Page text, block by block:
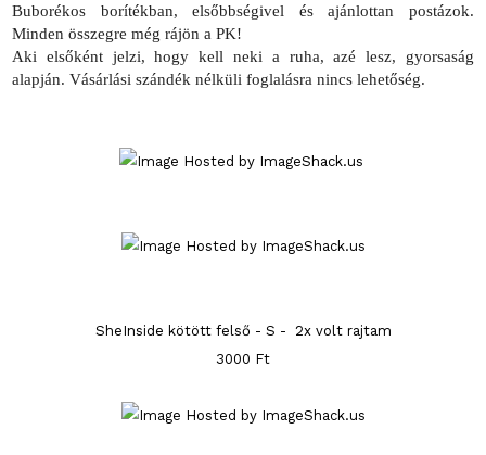
Buborékos borítékban, elsőbbségivel és ajánlottan postázok.
Minden összegre még rájön a PK!
Aki elsőként jelzi, hogy kell neki a ruha, azé lesz, gyorsaság
alapján. Vásárlási szándék nélküli foglalásra nincs lehetőség.
SheInside kötött felső - S - 2x volt rajtam
3000 Ft